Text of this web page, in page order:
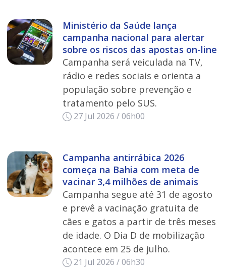
Ministério da Saúde lança
campanha nacional para alertar
sobre os riscos das apostas on-line
Campanha será veiculada na TV,
rádio e redes sociais e orienta a
população sobre prevenção e
tratamento pelo SUS.
27 Jul 2026 / 06h00
Campanha antirrábica 2026
começa na Bahia com meta de
vacinar 3,4 milhões de animais
Campanha segue até 31 de agosto
e prevê a vacinação gratuita de
cães e gatos a partir de três meses
de idade. O Dia D de mobilização
acontece em 25 de julho.
21 Jul 2026 / 06h30